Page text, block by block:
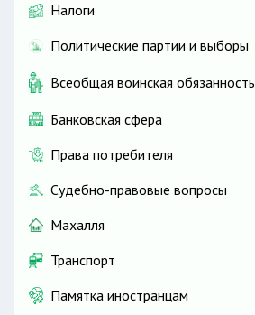
Налоги
Политические партии и выборы
Всеобщая воинская обязанность
Банковская сфера
Права потребителя
Судебно-правовые вопросы
Махалля
Транспорт
Памятка иностранцам